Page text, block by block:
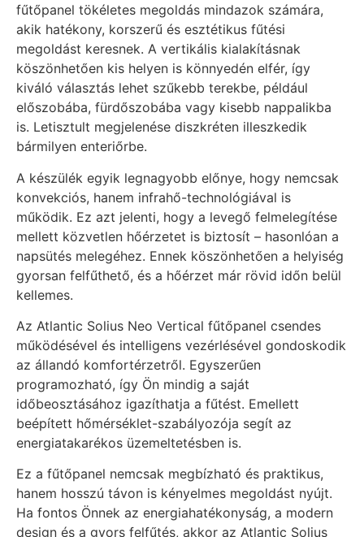
fűtőpanel tökéletes megoldás mindazok számára,
akik hatékony, korszerű és esztétikus fűtési
megoldást keresnek. A vertikális kialakításnak
köszönhetően kis helyen is könnyedén elfér, így
kiváló választás lehet szűkebb terekbe, például
előszobába, fürdőszobába vagy kisebb nappalikba
is. Letisztult megjelenése diszkréten illeszkedik
bármilyen enteriőrbe.
A készülék egyik legnagyobb előnye, hogy nemcsak
konvekciós, hanem infrahő-technológiával is
működik. Ez azt jelenti, hogy a levegő felmelegítése
mellett közvetlen hőérzetet is biztosít – hasonlóan a
napsütés melegéhez. Ennek köszönhetően a helyiség
gyorsan felfűthető, és a hőérzet már rövid időn belül
kellemes.
Az Atlantic Solius Neo Vertical fűtőpanel csendes
működésével és intelligens vezérlésével gondoskodik
az állandó komfortérzetről. Egyszerűen
programozható, így Ön mindig a saját
időbeosztásához igazíthatja a fűtést. Emellett
beépített hőmérséklet-szabályozója segít az
energiatakarékos üzemeltetésben is.
Ez a fűtőpanel nemcsak megbízható és praktikus,
hanem hosszú távon is kényelmes megoldást nyújt.
Ha fontos Önnek az energiahatékonyság, a modern
design és a gyors felfűtés, akkor az Atlantic Solius